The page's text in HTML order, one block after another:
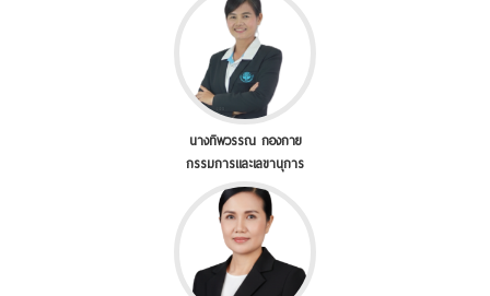
นางทิพวรรณ กองกาย
กรรมการและเลขานุการ